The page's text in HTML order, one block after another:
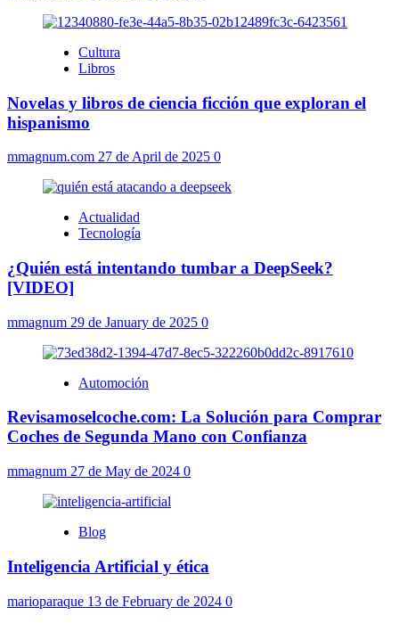
Cultura
Libros
Novelas y libros de ciencia ficción que exploran el
hispanismo
mmagnum.com 27 de April de 2025 0
Actualidad
Tecnología
¿Quién está intentando tumbar a DeepSeek?
[VIDEO]
mmagnum 29 de January de 2025 0
Automoción
Revisamoselcoche.com: La Solución para Comprar
Coches de Segunda Mano con Confianza
mmagnum 27 de May de 2024 0
Blog
Inteligencia Artificial y ética
marioparaque 13 de February de 2024 0